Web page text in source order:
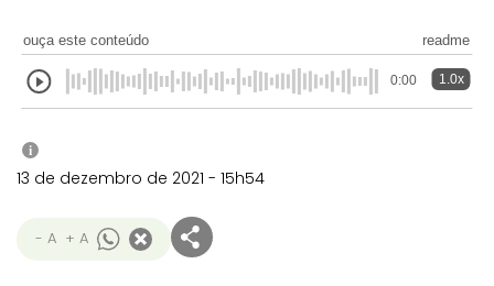
ouça este conteúdo readme
0:00 1.0x
i
13 de dezembro de 2021 - 15h54
- A + A